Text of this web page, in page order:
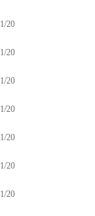
20
20
20
20
20
20
20